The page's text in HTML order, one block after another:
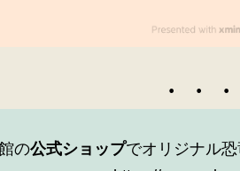
の公式ショップでオリジナル